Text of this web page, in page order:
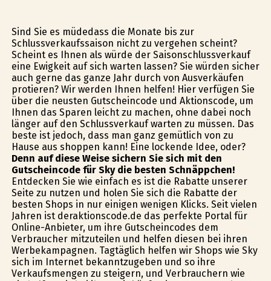
Sind Sie es müdedass die Monate bis zur
Schlussverkaufssaison nicht zu vergehen scheint?
Scheint es Ihnen als würde der Saisonschlussverkauf
eine Ewigkeit auf sich warten lassen? Sie würden sicher
auch gerne das ganze Jahr durch von Ausverkäufen
profitieren? Wir werden Ihnen helfen! Hier verfügen Sie
über die neusten Gutscheincode und Aktionscode, um
Ihnen das Sparen leicht zu machen, ohne dabei noch
länger auf den Schlussverkauf warten zu müssen. Das
beste ist jedoch, dass man ganz gemütlich von zu
Hause aus shoppen kann! Eine lockende Idee, oder?
Denn auf diese Weise sichern Sie sich mit den
Gutscheincode für Sky die besten Schnäppchen!
Entdecken Sie wie einfach es ist die Rabatte unserer
Seite zu nutzen und holen Sie sich die Rabatte der
besten Shops in nur einigen wenigen Klicks. Seit vielen
Jahren ist deraktionscode.de das perfekte Portal für
Online-Anbieter, um ihre Gutscheincodes dem
Verbraucher mitzuteilen und helfen diesen bei ihren
Werbekampagnen. Tagtäglich helfen wir Shops wie Sky
sich im Internet bekanntzugeben und so ihre
Verkaufsmengen zu steigern, und Verbrauchern wie